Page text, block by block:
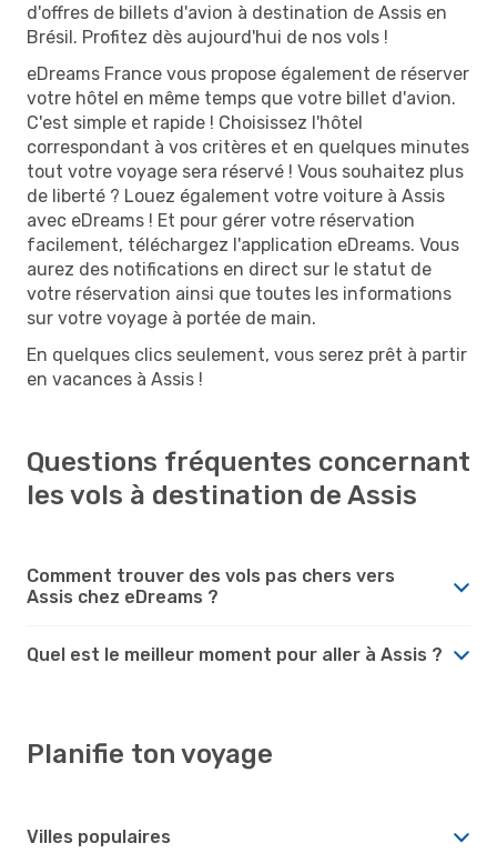
d'offres de billets d'avion à destination de Assis en
Brésil. Profitez dès aujourd'hui de nos vols !
eDreams France vous propose également de réserver
votre hôtel en même temps que votre billet d'avion.
C'est simple et rapide ! Choisissez l'hôtel
correspondant à vos critères et en quelques minutes
tout votre voyage sera réservé ! Vous souhaitez plus
de liberté ? Louez également votre voiture à Assis
avec eDreams ! Et pour gérer votre réservation
facilement, téléchargez l'application eDreams. Vous
aurez des notifications en direct sur le statut de
votre réservation ainsi que toutes les informations
sur votre voyage à portée de main.
En quelques clics seulement, vous serez prêt à partir
en vacances à Assis !
Questions fréquentes concernant
les vols à destination de Assis
Comment trouver des vols pas chers vers
Assis chez eDreams ?
Quel est le meilleur moment pour aller à Assis ?
Planifie ton voyage
Villes populaires